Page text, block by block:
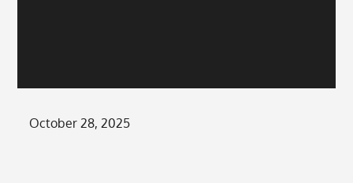
Posted
October 28, 2025